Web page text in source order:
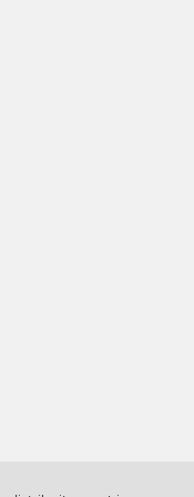
l'
fiducia
di finitudine